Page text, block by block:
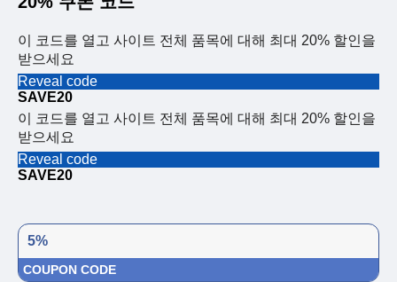
이 코드를 열고 사이트 전체 품목에 대해 최대 20% 할인을
받으세요
Reveal code
SAVE20
이 코드를 열고 사이트 전체 품목에 대해 최대 20% 할인을
받으세요
Reveal code
SAVE20
5%
COUPON CODE